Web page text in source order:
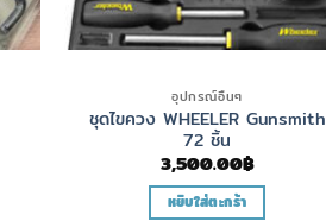
อุปกรณ์อื่นๆ
ชุดไขควง WHEELER Gunsmith
72 ชิ้น
3,500.00฿
หยิบใส่ตะกร้า